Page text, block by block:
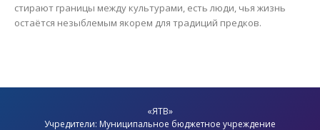
стирают границы между культурами, есть люди, чья жизнь
остаётся незыблемым якорем для традиций предков.
«ЯТВ»
Учредители: Муниципальное бюджетное учреждение